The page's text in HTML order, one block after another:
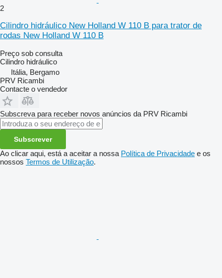
2
Cilindro hidráulico New Holland W 110 B para trator de
rodas New Holland W 110 B
Preço sob consulta
Cilindro hidráulico
Itália, Bergamo
PRV Ricambi
Contacte o vendedor
Subscreva para receber novos anúncios da PRV Ricambi
Subscrever
Ao clicar aqui, está a aceitar a nossa Política de Privacidade e os
nossos Termos de Utilização.